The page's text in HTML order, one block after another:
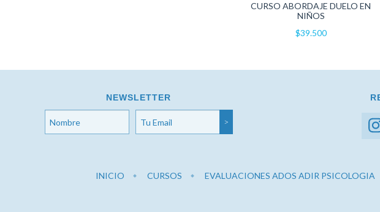
CURSO ABORDAJE DUELO EN
NIÑOS
$39.500
NEWSLETTER
INICIO CURSOS EVALUACIONES ADOS ADIR PSICOLOGIA